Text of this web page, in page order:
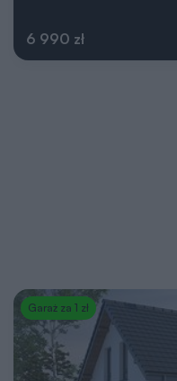
6 990 zł
Garaż za 1 zł